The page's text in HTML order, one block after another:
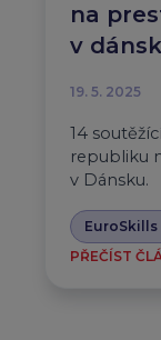
na
v
19. 5. 2025
14
republiku
v Dánsku.
EuroSkills
PŘEČÍST